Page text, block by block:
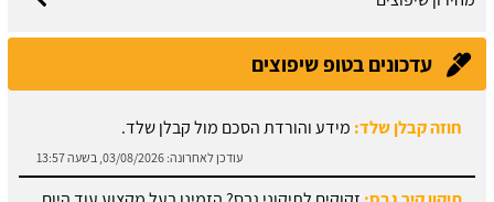
עדכונים בטופ שיפוצים
תיקון קיר גבס:זקוקים לתיקוני גבס? הזמינו בעל מקצוע עוד היום.
עודכן לאחרונה:03/08/2026, בשעה 13:51